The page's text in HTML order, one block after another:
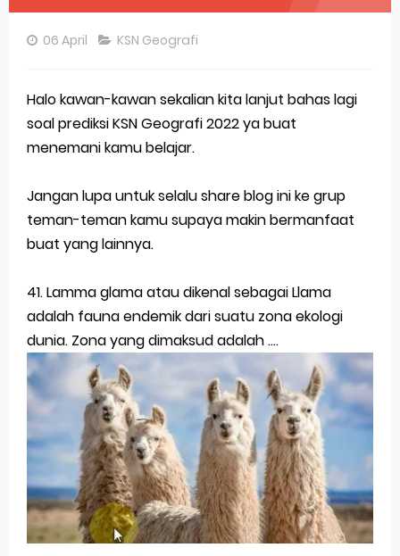
Pembahasan Soal OSN-K Geografi 2025 No 26-30
Pembahasan Soal OSN-K Geografi 2025 No 16-20
Pembahasan Soal OSN-K Geografi 2025 No 11-15
Pembahasan Soal OSN-K Geografi 2025 No 1-5
Bocoran 150 Bank Soal Dasar OSN Geografi 2026 Part 1 [Wajib Baca]
Gratis, Pre Test Online Calon Pejuang OSN Geografi 2026
50 Latihan Prediksi Soal TKA Sosiologi 2025 + Kunci
Prediksi Soal TKA Geografi Topik Konsep Geografi + Kunci
Latihan Soal TKA Geografi 2025 Topik Analisa Informasi Geospasial
STOP Belajar Geografi Pakai Cara Lama! 😤 TKA 2025 Beda Level. Kuasai 150 Bank Soal HOTS Sekarang!
Ebook Prediksi 150 Soal TKA Geografi 2025 + Kunci Jawaban
3 Jurus Sakti Menaklukkan Soal TKA Geografi [Wajib Baca]
06 April KSN Geografi
Halo kawan-kawan sekalian kita lanjut bahas lagi
soal prediksi KSN Geografi 2022 ya buat
menemani kamu belajar.
Jangan lupa untuk selalu share blog ini ke grup
teman-teman kamu supaya makin bermanfaat
buat yang lainnya.
41. Lamma glama atau dikenal sebagai Llama
adalah fauna endemik dari suatu zona ekologi
dunia. Zona yang dimaksud adalah ....